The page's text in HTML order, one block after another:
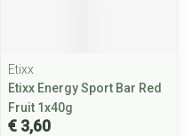
Etixx
Etixx Energy Sport Bar Red
Fruit 1x40g
€ 3,60